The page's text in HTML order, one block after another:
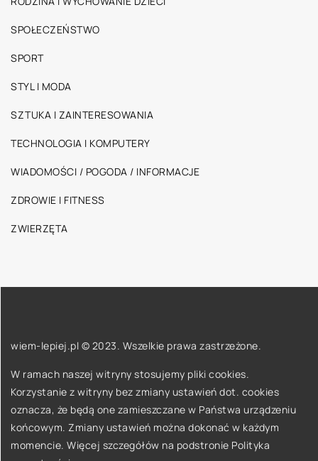
SPOŁECZEŃSTWO
SPORT
STYL I MODA
SZTUKA I ZAINTERESOWANIA
TECHNOLOGIA I KOMPUTERY
WIADOMOŚCI / POGODA / INFORMACJE
ZDROWIE I FITNESS
ZWIERZĘTA
wiem-lepiej.pl © 2023. Wszelkie prawa zastrzeżone.
W ramach naszej witryny stosujemy pliki cookies.
Korzystanie z witryny bez zmiany ustawień dot. cookies
oznacza, że będą one zamieszczane w Państwa urządzeniu
końcowym. Zmiany ustawień można dokonać w każdym
momencie. Więcej szczegółów na podstronie Polityka